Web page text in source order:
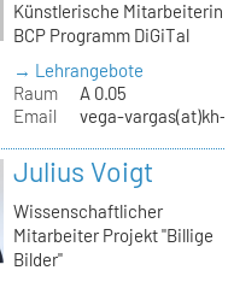
Künstlerische Mitarbeiterin
BCP Programm DiGiTal
→ Lehrangebote
Raum
A 0.05
Email
vega-vargas(at)kh-
Julius Voigt
Wissenschaftlicher
Mitarbeiter Projekt "Billige
Bilder"